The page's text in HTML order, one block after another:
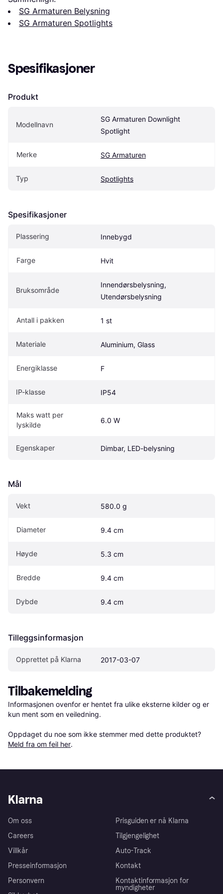
SG Armaturen Belysning
SG Armaturen Spotlights
Spesifikasjoner
Produkt
Modellnavn
SG Armaturen Downlight
Spotlight
Merke SG Armaturen
Typ Spotlights
Spesifikasjoner
Plassering Innebygd
Farge Hvit
Bruksområde
Innendørsbelysning,
Utendørsbelysning
Antall i pakken 1 st
Materiale Aluminium, Glass
Energiklasse F
IP-klasse IP54
Maks watt per
lyskilde
6.0 W
Egenskaper Dimbar, LED-belysning
Mål
Vekt 580.0 g
Diameter 9.4 cm
Høyde 5.3 cm
Bredde 9.4 cm
Dybde 9.4 cm
Tilleggsinformasjon
Opprettet på Klarna 2017-03-07
Tilbakemelding
Informasjonen ovenfor er hentet fra ulike eksterne kilder og er
kun ment som en veiledning.
Oppdaget du noe som ikke stemmer med dette produktet?
Meld fra om feil her.
Klarna
Om oss
Careers
Villkår
Presseinformasjon
Personvern
Prisguiden er nå Klarna
Tilgjengelighet
Auto-Track
Kontakt
Kontaktinformasjon for
myndigheter